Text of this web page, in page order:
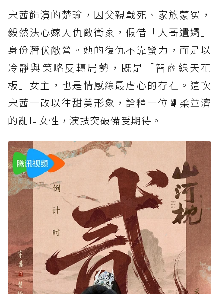
宋茜飾演的楚瑜，因父親戰死、家族蒙冤，
毅然決心嫁入仇敵衛家，假借「大哥遺孀」
身份潛伏敵營。她的復仇不靠蠻力，而是以
冷靜與策略反轉局勢，既是「智商線天花
板」女主，也是情感線最虐心的存在。這次
宋茜一改以往甜美形象，詮釋一位剛柔並濟
的亂世女性，演技突破備受期待。